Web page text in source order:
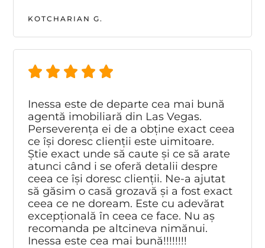
KOTCHARIAN G.
Inessa este de departe cea mai bună
agentă imobiliară din Las Vegas.
Perseverența ei de a obține exact ceea
ce își doresc clienții este uimitoare.
Știe exact unde să caute și ce să arate
atunci când i se oferă detalii despre
ceea ce își doresc clienții. Ne-a ajutat
să găsim o casă grozavă și a fost exact
ceea ce ne doream. Este cu adevărat
excepțională în ceea ce face. Nu aș
recomanda pe altcineva nimănui.
Inessa este cea mai bună!!!!!!!!